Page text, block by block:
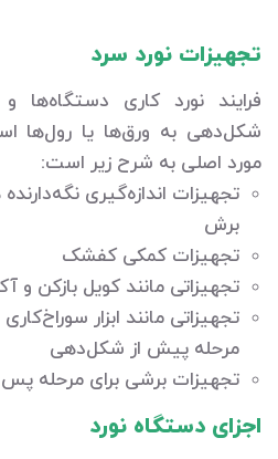
تجهیزات نورد سرد
فرایند نورد کاری دستگاه‌ها
شکل‌دهی به ورق‌ها یا رول‌ها
مورد اصلی به شرح زیر است:
تجهیزات اندازه‌گیری
برش
تجهیزات کمکی کفشک
تجهیزاتی مانند کویل بازکن و
تجهیزاتی مانند ابزار
مرحله پیش از شکل‌دهی
تجهیزات برشی برای مرحله
اجزای دستگاه نورد